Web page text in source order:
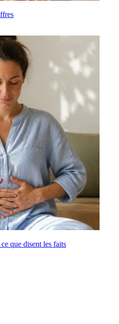
que disent les faits